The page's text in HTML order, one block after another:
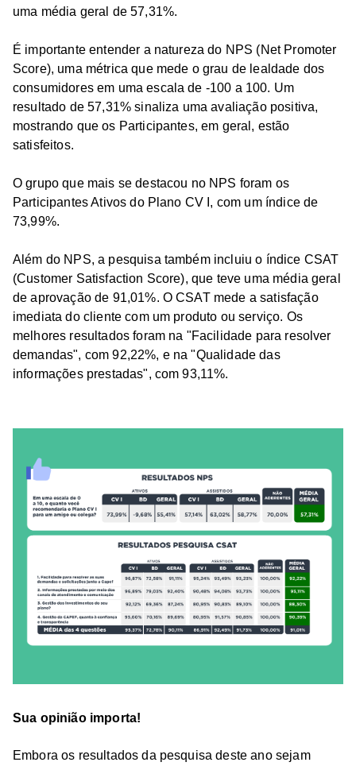
uma média geral de 57,31%.
É importante entender a natureza do NPS (Net Promoter
Score), uma métrica que mede o grau de lealdade dos
consumidores em uma escala de -100 a 100. Um
resultado de 57,31% sinaliza uma avaliação positiva,
mostrando que os Participantes, em geral, estão
satisfeitos.
O grupo que mais se destacou no NPS foram os
Participantes Ativos do Plano CV I, com um índice de
73,99%.
Além do NPS, a pesquisa também incluiu o índice CSAT
(Customer Satisfaction Score), que teve uma média geral
de aprovação de 91,01%. O CSAT mede a satisfação
imediata do cliente com um produto ou serviço. Os
melhores resultados foram na "Facilidade para resolver
demandas", com 92,22%, e na "Qualidade das
informações prestadas", com 93,11%.
Sua opinião importa!
Embora os resultados da pesquisa deste ano sejam